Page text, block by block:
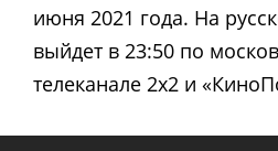
июня 2021 года. На
выйдет в 23:50 по
телеканале 2х2 и